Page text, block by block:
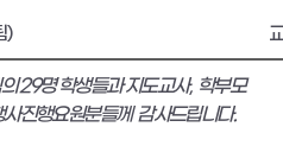
)
29명 학생들과 지도교사, 학부모
사진행요원분들께감사드립니다.